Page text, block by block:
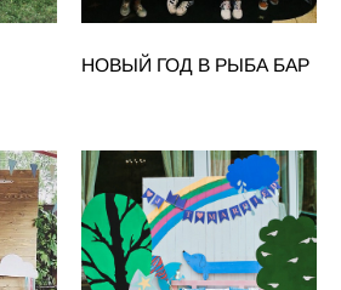
НОВЫЙ ГОД В РЫБА БАР